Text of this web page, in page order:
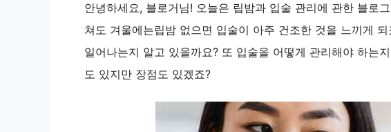
안녕하세요, 블로거님! 오늘은 립밤과 입술 관리에 관한 블로
쳐도 겨울에는립밤 없으면 입술이 아주 건조한 것을 느끼게
일어나는지 알고 있을까요? 또 입술을 어떻게 관리해야 하는
도 있지만 장점도 있겠죠?